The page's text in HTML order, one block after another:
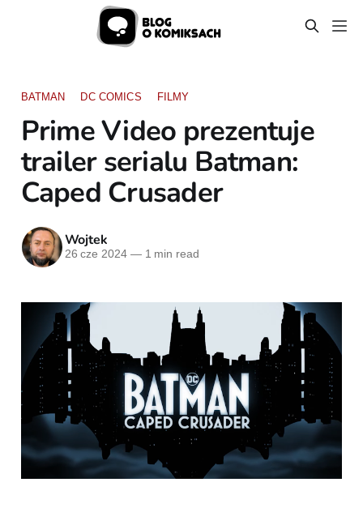
BATMAN DC COMICS FILMY
Prime Video prezentuje
trailer serialu Batman:
Caped Crusader
Wojtek
26 cze 2024 —1 min read